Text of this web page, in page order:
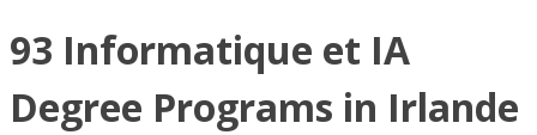
93 Informatique et IA
Degree Programs in Irlande